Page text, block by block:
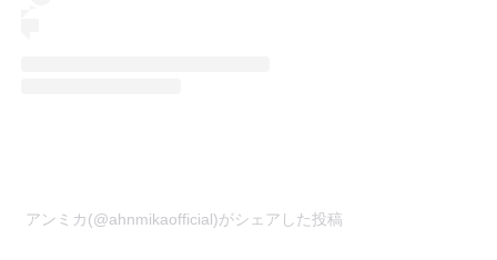
アンミカ(@ahnmikaofficial)がシェアした投稿